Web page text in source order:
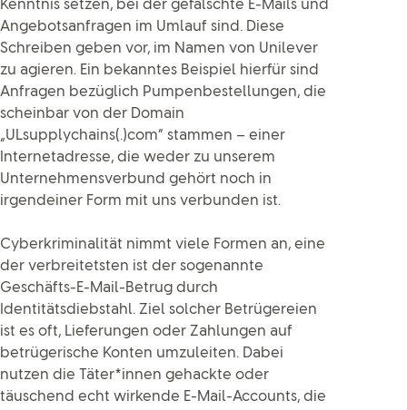
Kenntnis setzen, bei der gefälschte E-Mails und
Angebotsanfragen im Umlauf sind. Diese
Schreiben geben vor, im Namen von Unilever
zu agieren. Ein bekanntes Beispiel hierfür sind
Anfragen bezüglich Pumpenbestellungen, die
scheinbar von der Domain
„ULsupplychains(.)com“ stammen – einer
Internetadresse, die weder zu unserem
Unternehmensverbund gehört noch in
irgendeiner Form mit uns verbunden ist.
Cyberkriminalität nimmt viele Formen an, eine
der verbreitetsten ist der sogenannte
Geschäfts-E-Mail-Betrug durch
Identitätsdiebstahl. Ziel solcher Betrügereien
ist es oft, Lieferungen oder Zahlungen auf
betrügerische Konten umzuleiten. Dabei
nutzen die Täter*innen gehackte oder
täuschend echt wirkende E-Mail-Accounts, die